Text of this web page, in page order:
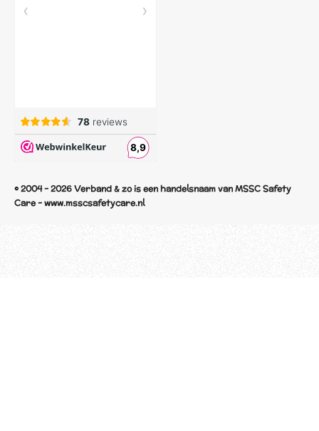
© 2004 - 2026 Verband & zo is een handelsnaam van MSSC Safety
Care - www.msscsafetycare.nl